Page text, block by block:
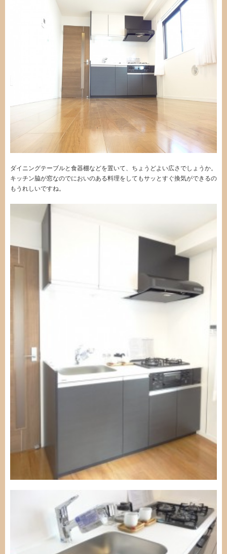
ダイニングテーブルと食器棚などを置いて、ちょうどよい広さでしょうか。
キッチン脇が窓なのでにおいのある料理をしてもサッとすぐ換気ができるの
もうれしいですね。